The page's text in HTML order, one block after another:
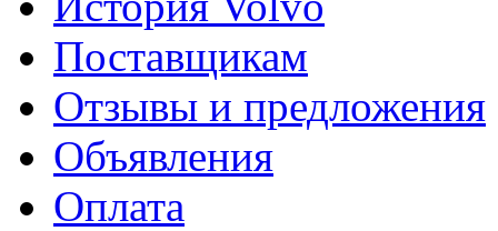
Поставщикам
Отзывы и предложения
Объявления
Оплата